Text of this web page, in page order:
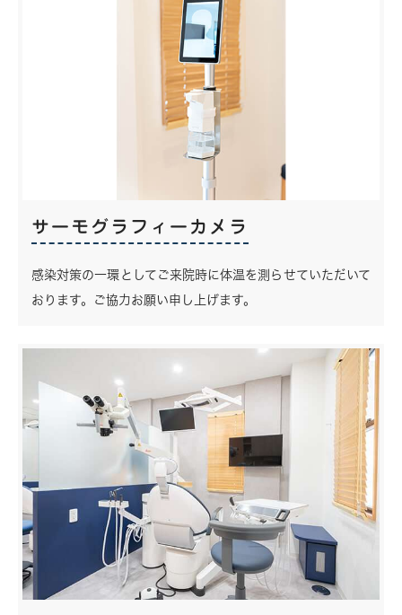
サーモグラフィーカメラ
感染対策の一環としてご来院時に体温を測らせていただいて
おります。ご協力お願い申し上げます。